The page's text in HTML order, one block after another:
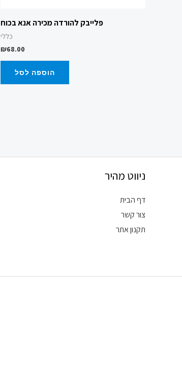
פלייבק להורדה מכירה אנא בכוח
כללי
₪68.00
הוספה לסל
ניווט מהיר
דף הבית
צור קשר
תקנון אתר